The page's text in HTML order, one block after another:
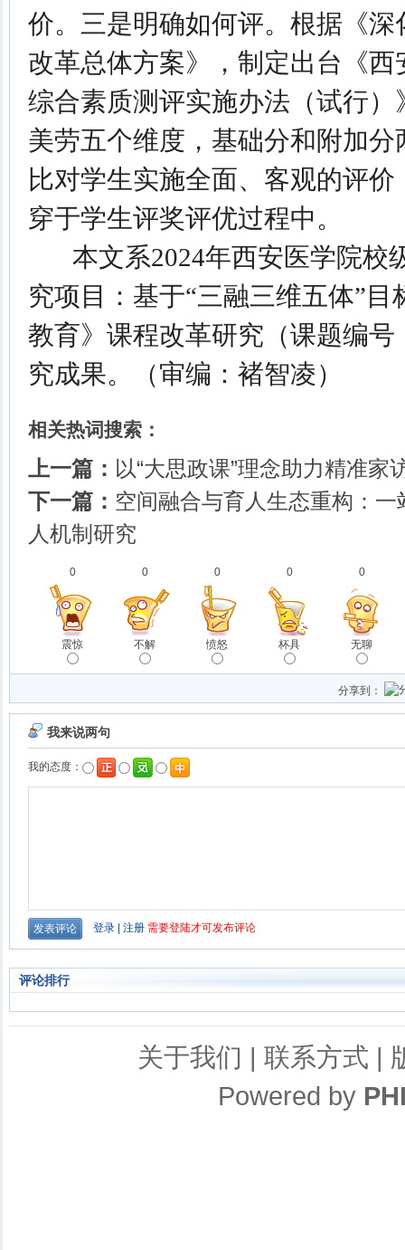
价。三是明确如何评。根据《
改革总体方案》，制定出台《
综合素质测评实施办法（试行
美劳五个维度，基础分和附加
比对学生实施全面、客观的评
穿于学生评奖评优过程中。
本文系2024年西安医学院校
究项目：基于“三融三维五体”
教育》课程改革研究（课题编号
究成果。（审编：褚智凌）
相关热词搜索：
上一篇： 以“大思政课”理念助力精准家
下一篇： 空间融合与育人生态重构：
人机制研究
0
震惊
0
不解
0
愤怒
0
杯具
0
无聊
分享到：
评论排行
关于我们 | 联系方式 |
Powered by